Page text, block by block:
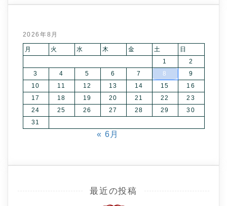
2026年8月
月 火 水 木 金 土
日
1
2
3
4 5 6 7 8
9
10
11 12 13 14 15
16
17
18 19 20 21 22
23
24
25 26 27 28 29
30
31
« 6月
最近の投稿